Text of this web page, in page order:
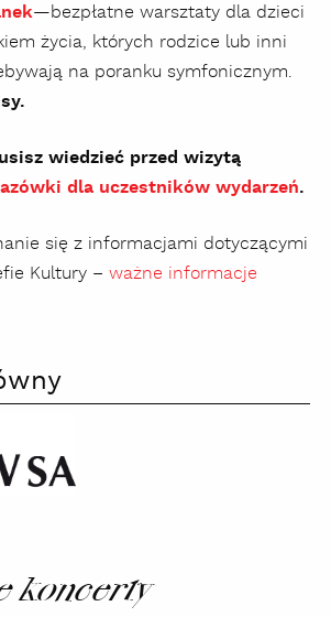
—bezpłatne warsztaty dla dzieci
życia, których rodzice lub inni
na poranku symfonicznym.
wiedzieć przed wizytą
dla uczestników wydarzeń.
się z informacjami dotyczącymi
Kultury – ważne informacje
koncerty